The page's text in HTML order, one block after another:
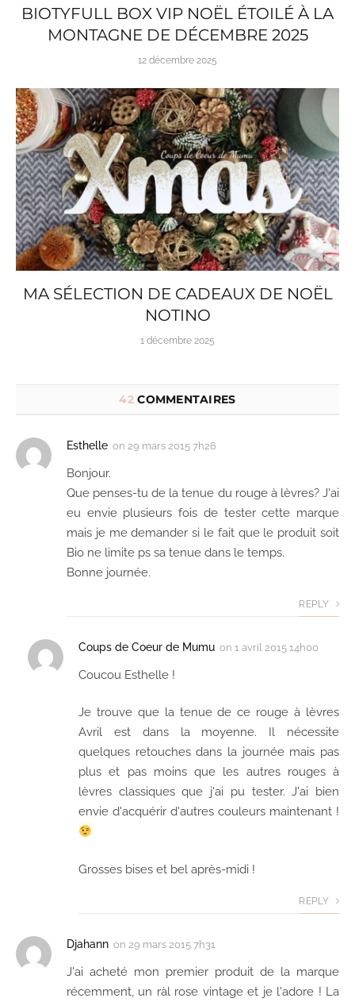
BIOTYFULL BOX VIP NOËL ÉTOILÉ À LA
MONTAGNE DE DÉCEMBRE 2025
12 décembre 2025
MA SÉLECTION DE CADEAUX DE NOËL
NOTINO
1 décembre 2025
42COMMENTAIRES
Esthelle on 29 mars 2015 7h26
Bonjour.
Que penses-tu de la tenue du rouge à lèvres? J'ai
eu envie plusieurs fois de tester cette marque
mais je me demander si le fait que le produit soit
Bio ne limite ps sa tenue dans le temps.
Bonne journée.
REPLY
Coups de Coeur de Mumu on 1 avril 2015 14h00
Coucou Esthelle !
Je trouve que la tenue de ce rouge à lèvres
Avril est dans la moyenne. Il nécessite
quelques retouches dans la journée mais pas
plus et pas moins que les autres rouges à
lèvres classiques que j'ai pu tester. J'ai bien
envie d'acquérir d'autres couleurs maintenant !
Grosses bises et bel après-midi !
REPLY
Djahann on 29 mars 2015 7h31
J'ai acheté mon premier produit de la marque
récemment, un ràl rose vintage et je l'adore ! La